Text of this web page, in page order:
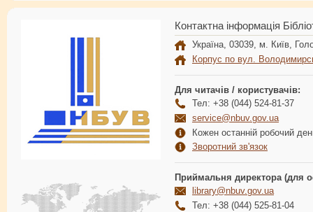
Контактна інформація
Україна, 03039, м. Київ,
Корпус по вул.
Для читачів / користувачів:
Тел: +38 (044) 524-81-37
service@nbuv.gov.ua
Кожен останній робочий
Зворотний зв'язок
Приймальня директора (для
library@nbuv.gov.ua
Тел: +38 (044) 525-81-04